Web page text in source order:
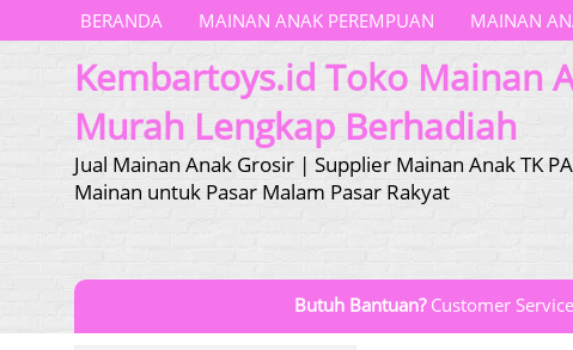
BERANDA MAINAN ANAK PEREMPUAN MAINAN
Kembartoys.id Toko Mainan
Murah Lengkap Berhadiah
Jual Mainan Anak Grosir | Supplier Mainan Anak TK
Mainan untuk Pasar Malam Pasar Rakyat
Butuh Bantuan?Customer Service